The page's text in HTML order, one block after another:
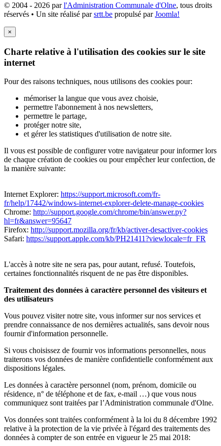
© 2004 - 2026 parl'Administration Communale d'Olne, tous droits
réservés • Un site réalisé parsrtt.be propulsé parJoomla!
×
Charte relative à l'utilisation des cookies sur le site
internet
Pour des raisons techniques, nous utilisons des cookies pour:
mémoriser la langue que vous avez choisie,
permettre l'abonnement à nos newsletters,
permettre le partage,
protéger notre site,
et gérer les statistiques d'utilisation de notre site.
Il vous est possible de configurer votre navigateur pour informer lors
de chaque création de cookies ou pour empêcher leur confection, de
la manière suivante:
Internet Explorer: https://support.microsoft.com/fr-
fr/help/17442/windows-internet-explorer-delete-manage-cookies
Chrome: http://support.google.com/chrome/bin/answer.py?
hl=fr&answer=95647
Firefox: http://support.mozilla.org/fr/kb/activer-desactiver-cookies
Safari: https://support.apple.com/kb/PH21411?viewlocale=fr_FR
L'accès à notre site ne sera pas, pour autant, refusé. Toutefois,
certaines fonctionnalités risquent de ne pas être disponibles.
Traitement des données à caractère personnel des visiteurs et
des utilisateurs
Vous pouvez visiter notre site, vous informer sur nos services et
prendre connaissance de nos dernières actualités, sans devoir nous
fournir d'information personnelle.
Si vous choisissez de fournir vos informations personnelles, nous
traiterons vos données de manière confidentielle conformément aux
dispositions légales.
Les données à caractère personnel (nom, prénom, domicile ou
résidence, n° de téléphone et de fax, e-mail …) que vous nous
communiquez sont traitées par l’Administration communale d'Olne.
Vos données sont traitées conformément à la loi du 8 décembre 1992
relative à la protection de la vie privée à l'égard des traitements des
données à compter de son entrée en vigueur le 25 mai 2018: